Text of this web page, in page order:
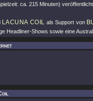
ca. 215 Minuten)
LACUNA COIL als Support von
Headliner-Shows sowie eine